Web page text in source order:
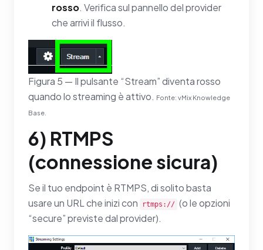
rosso. Verifica sul pannello del provider
che arrivi il flusso.
Figura 5 — Il pulsante “Stream” diventa rosso
quando lo streaming è attivo. Fonte: vMix Knowledge
Base.
6) RTMPS
(connessione sicura)
Se il tuo endpoint è RTMPS, di solito basta
usare un URL che inizi con
rtmps:// (o le opzioni
“secure” previste dal provider).